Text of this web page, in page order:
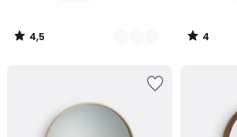
4,5
/
4
/